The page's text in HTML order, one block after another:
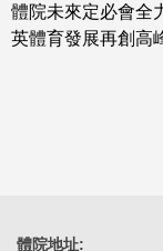
體院未來定必會全
英體育發展再創高
體院地址: